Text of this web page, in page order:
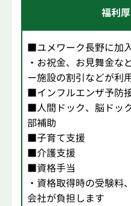
福利
■ユメワーク長野に加
・お祝金、お見舞金な
ー施設の割引などが利
■インフルエンザ予防
■人間ドック、脳ドッ
部補助
■子育て支援
■介護支援
■資格手当
・資格取得時の受験料
会社が負担します